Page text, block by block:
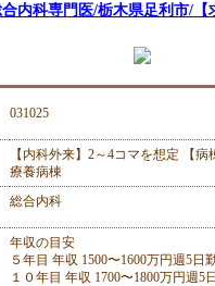
内科専門医/栃木県足利市/【
031025
【内科外来】2～4コマを想定 【
療養病棟
総合内科
年収の目安
５年目 年収 1500〜1600万円週5日
１０年目 年収 1700〜1800万円週5